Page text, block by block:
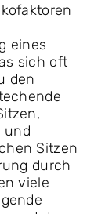
eines
sich oft
den
und
Sitzen
durch
viele